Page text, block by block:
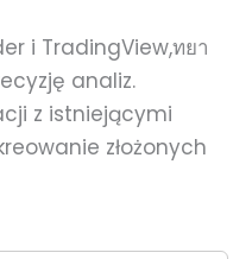
i TradingView,ทยา
analiz.
z istniejącymi
złożonych